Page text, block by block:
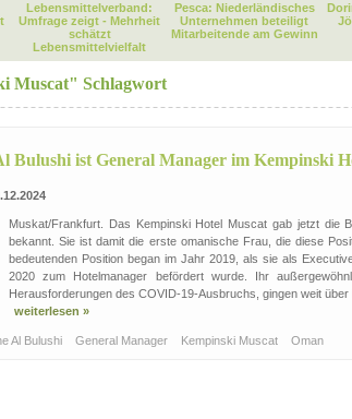
Lebensmittelverband:
Umfrage zeigt - Mehrheit
schätzt
Lebensmittelvielfalt
Pesca: Niederländisches
Unternehmen beteiligt
Mitarbeitende am Gewinn
Muscat" Schlagwort
Bulushi ist General Manager im Kempinski
Muskat/Frankfurt. Das Kempinski Hotel Muscat gab jetzt die
bekannt. Sie ist damit die erste omanische Frau, die diese
bedeutenden Position began im Jahr 2019, als sie als
2020 zum Hotelmanager befördert wurde. Ihr
Herausforderungen des COVID-19-Ausbruchs, gingen weit über
weiterlesen »
Al Bulushi General Manager Kempinski Muscat Oman